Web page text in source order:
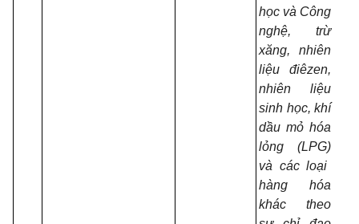
học và Công
nghệ, trừ
xăng, nhiên
liệu điêzen,
nhiên liệu
sinh học, khí
dầu mỏ hóa
lỏng (LPG)
và các loại
hàng hóa
khác theo